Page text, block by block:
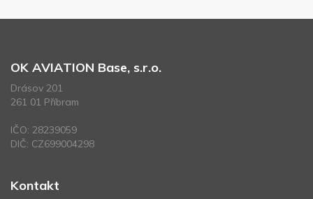
OK AVIATION Base, s.r.o.
Drásov 201
261 01 Příbram
IČO: 28239059
DIČ: CZ699004298
Kontakt